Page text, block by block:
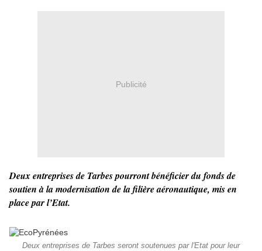
Publicité
Deux entreprises de Tarbes pourront bénéficier du fonds de
soutien à la modernisation de la filière aéronautique, mis en
place par l’Etat.
Deux entreprises de Tarbes seront soutenues par l'Etat pour leur